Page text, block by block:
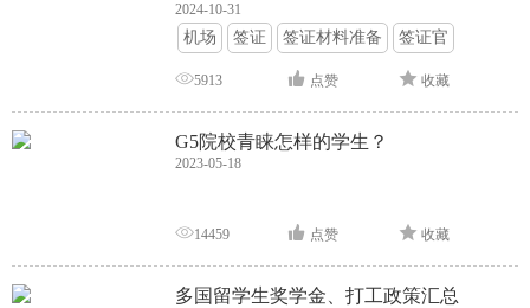
2024-10-31
机场 签证 签证材料准备 签证官
签证面试 签证申请攻略
5913 点赞 收藏
G5院校青睐怎样的学生？
2023-05-18
14459 点赞 收藏
多国留学生奖学金、打工政策汇总